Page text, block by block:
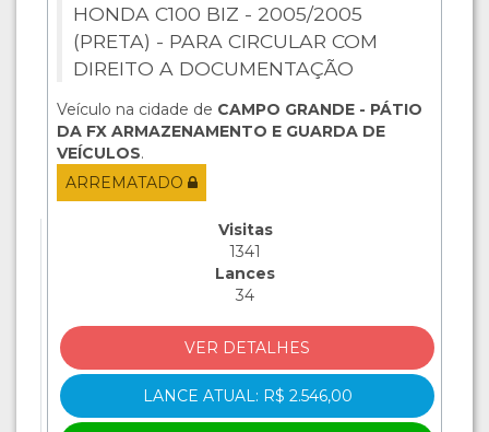
HONDA C100 BIZ - 2005/2005
(PRETA) - PARA CIRCULAR COM
DIREITO A DOCUMENTAÇÃO
Veículo na cidade de CAMPO GRANDE - PÁTIO
DA FX ARMAZENAMENTO E GUARDA DE
VEÍCULOS.
ARREMATADO
Visitas
1341
Lances
34
VER DETALHES
LANCE ATUAL: R$ 2.546,00